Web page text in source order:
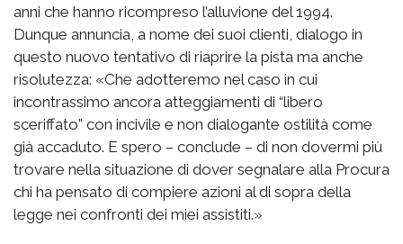
anni che hanno ricompreso l’alluvione del 1994.
Dunque annuncia, a nome dei suoi clienti, dialogo in
questo nuovo tentativo di riaprire la pista ma anche
risolutezza: «Che adotteremo nel caso in cui
incontrassimo ancora atteggiamenti di “libero
sceriffato” con incivile e non dialogante ostilità come
già accaduto. E spero – conclude – di non dovermi più
trovare nella situazione di dover segnalare alla Procura
chi ha pensato di compiere azioni al di sopra della
legge nei confronti dei miei assistiti.»